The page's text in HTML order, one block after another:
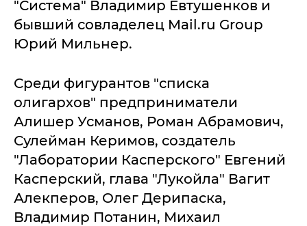
"Система" Владимир Евтушенков и
бывший совладелец Mail.ru Group
Юрий Мильнер.
Среди фигурантов "списка
олигархов" предприниматели
Алишер Усманов, Роман Абрамович,
Сулейман Керимов, создатель
"Лаборатории Касперского" Евгений
Касперский, глава "Лукойла" Вагит
Алекперов, Олег Дерипаска,
Владимир Потанин, Михаил